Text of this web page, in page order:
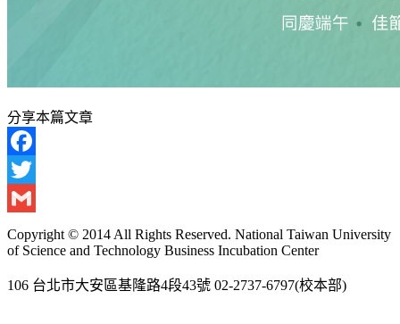
分享本篇文章
Facebook
Twitter
Gmail
Copyright © 2014 All Rights Reserved. National Taiwan University
of Science and Technology Business Incubation Center
106 台北市大安區基隆路4段43號 02-2737-6797(校本部)